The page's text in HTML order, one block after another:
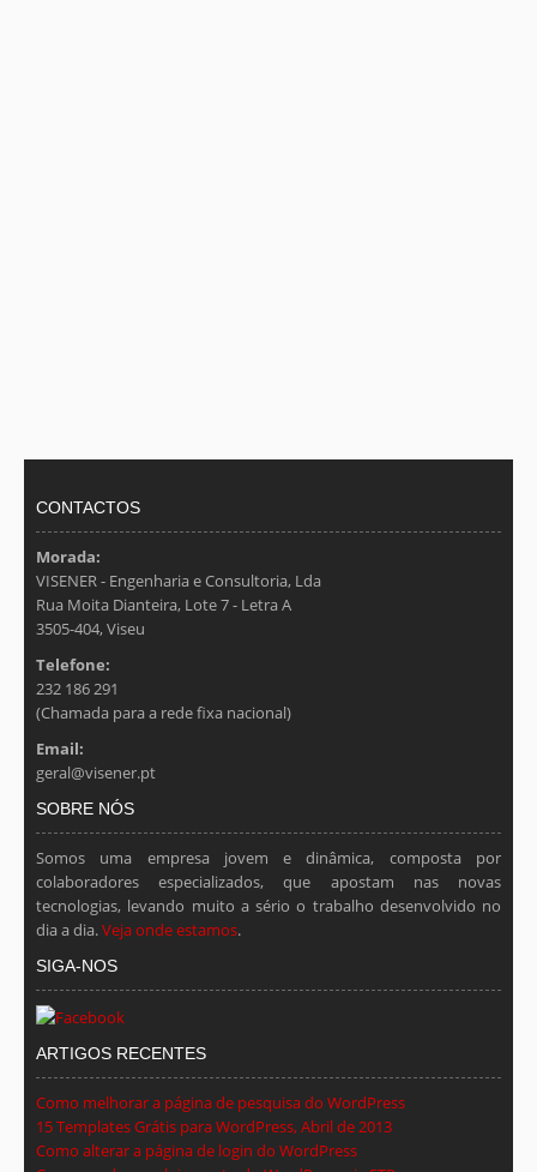
CONTACTOS
Morada:
VISENER - Engenharia e Consultoria, Lda
Rua Moita Dianteira, Lote 7 - Letra A
3505-404, Viseu
Telefone:
232 186 291
(Chamada para a rede fixa nacional)
Email:
geral@visener.pt
SOBRE NÓS
Somos uma empresa jovem e dinâmica, composta por
colaboradores especializados, que apostam nas novas
tecnologias, levando muito a sério o trabalho desenvolvido no
dia a dia.Veja onde estamos.
SIGA-NOS
ARTIGOS RECENTES
Como melhorar a página de pesquisa do WordPress
15 Templates Grátis para WordPress, Abril de 2013
Como alterar a página de login do WordPress